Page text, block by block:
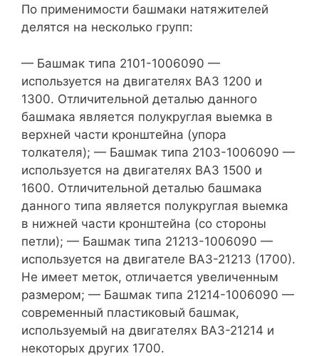
По применимости башмаки натяжителей
делятся на несколько групп:
— Башмак типа 2101-1006090 —
используется на двигателях ВАЗ 1200 и
1300. Отличительной деталью данного
башмака является полукруглая выемка в
верхней части кронштейна (упора
толкателя); — Башмак типа 2103-1006090 —
используется на двигателях ВАЗ 1500 и
1600. Отличительной деталью башмака
данного типа является полукруглая выемка
в нижней части кронштейна (со стороны
петли); — Башмак типа 21213-1006090 —
используется на двигателе ВАЗ-21213 (1700).
Не имеет меток, отличается увеличенным
размером; — Башмак типа 21214-1006090 —
современный пластиковый башмак,
используемый на двигателях ВАЗ-21214 и
некоторых других 1700.